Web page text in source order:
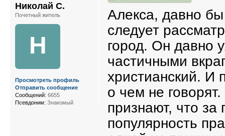
Алекса, давно
следует
город. Он давно
частичными
христианский. И
о чем не
признают, что за
популярность
Николай С.
Почетный житель
Н
Просмотреть профиль
Отправить сообщение
Сообщений: 6655
Псевдоним: Знакомый